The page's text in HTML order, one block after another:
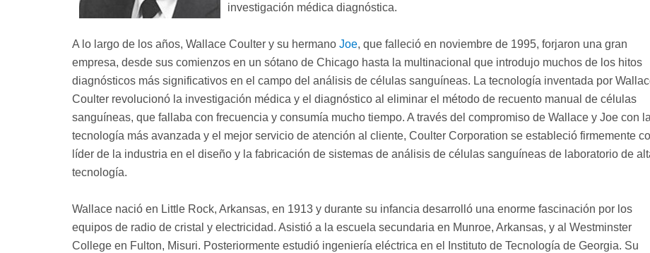
investigación médica diagnóstica.
A lo largo de los años, Wallace Coulter y su hermano Joe, que falleció en noviembre de 1995, forjaron una gran
empresa, desde sus comienzos en un sótano de Chicago hasta la multinacional que introdujo muchos de los hitos
diagnósticos más significativos en el campo del análisis de células sanguíneas. La tecnología inventada por
Coulter revolucionó la investigación médica y el diagnóstico al eliminar el método de recuento manual de células
sanguíneas, que fallaba con frecuencia y consumía mucho tiempo. A través del compromiso de Wallace y Joe con la
tecnología más avanzada y el mejor servicio de atención al cliente, Coulter Corporation se estableció firmemente
líder de la industria en el diseño y la fabricación de sistemas de análisis de células sanguíneas de laboratorio de
tecnología.
Wallace nació en Little Rock, Arkansas, en 1913 y durante su infancia desarrolló una enorme fascinación por los
equipos de radio de cristal y electricidad. Asistió a la escuela secundaria en Munroe, Arkansas, y al Westminster
College en Fulton, Misuri. Posteriormente estudió ingeniería eléctrica en el Instituto de Tecnología de Georgia. Su